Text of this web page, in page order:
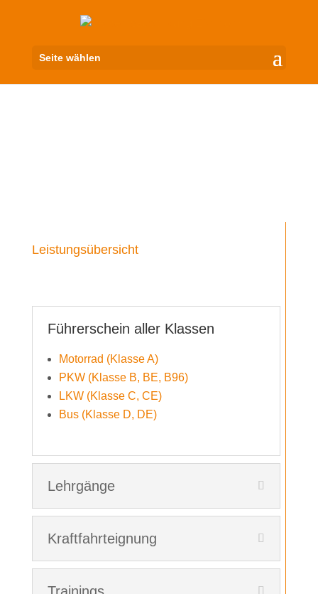
Seite wählen
Leistungsübersicht
Führerschein aller Klassen
Motorrad (Klasse A)
PKW (Klasse B, BE, B96)
LKW (Klasse C, CE)
Bus (Klasse D, DE)
Lehrgänge
Kraftfahrteignung